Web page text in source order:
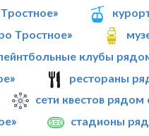
Тростное»
клубы
рестораны
сети квестов рядом
стадионы